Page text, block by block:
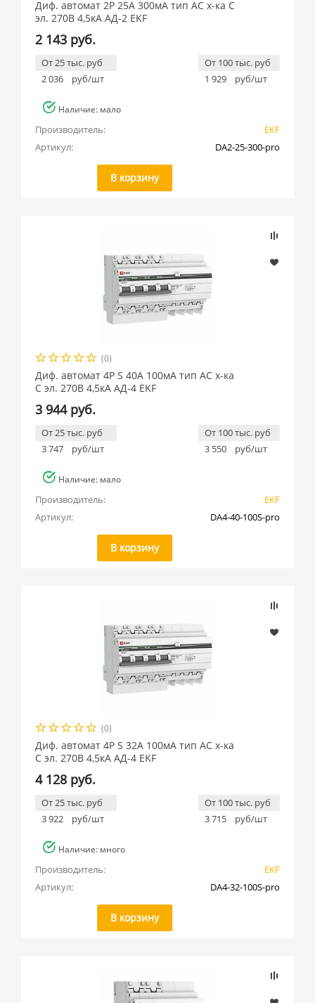
Диф. автомат 2Р 25А 300мА тип АС х-ка C
эл. 270В 4,5кА АД-2 EKF
2 143 руб.
От 25 тыс. руб
2 036
руб/шт
От 100 тыс. руб
1 929
руб/шт
Наличие: мало
Производитель:
EKF
Артикул:
DA2-25-300-pro
В корзину
(0)
Диф. автомат 4P S 40А 100мА тип АС х-ка
C эл. 270В 4,5кА АД-4 EKF
3 944 руб.
От 25 тыс. руб
3 747
руб/шт
От 100 тыс. руб
3 550
руб/шт
Наличие: мало
Производитель:
EKF
Артикул:
DA4-40-100S-pro
В корзину
(0)
Диф. автомат 4P S 32А 100мА тип АС х-ка
C эл. 270В 4,5кА АД-4 EKF
4 128 руб.
От 25 тыс. руб
3 922
руб/шт
От 100 тыс. руб
3 715
руб/шт
Наличие: много
Производитель:
EKF
Артикул:
DA4-32-100S-pro
В корзину